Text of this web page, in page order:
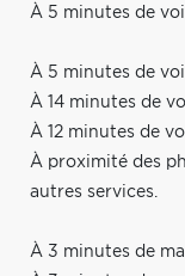
À 5 minutes de
À 5 minutes de
À 14 minutes de
À 12 minutes de
À proximité des
autres services.
À 3 minutes de